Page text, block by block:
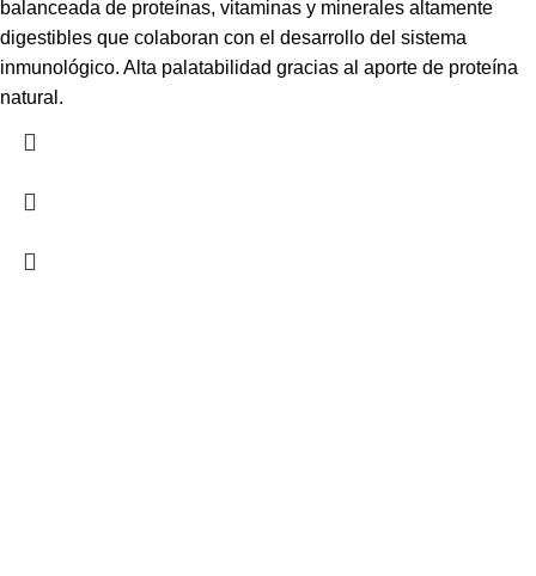
balanceada de proteínas, vitaminas y minerales altamente
digestibles que colaboran con el desarrollo del sistema
inmunológico. Alta palatabilidad gracias al aporte de proteína
natural.